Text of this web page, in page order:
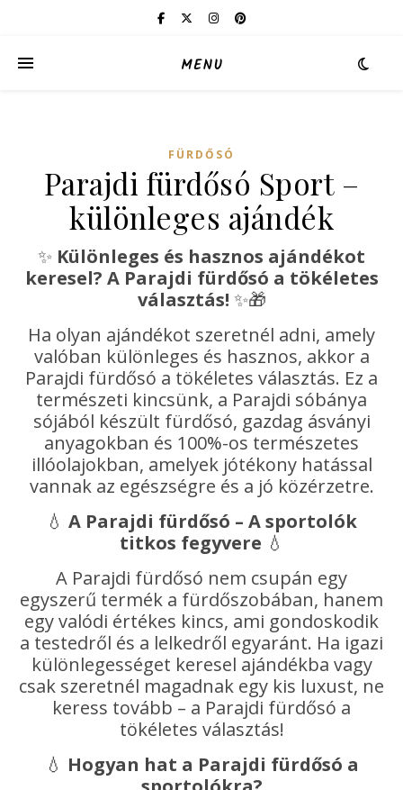
MENU
FÜRDŐSÓ
Parajdi fürdősó Sport –
különleges ajándék
Különleges és hasznos ajándékot
keresel? A Parajdi fürdősó a tökéletes
választás! ✨🎁
Ha olyan ajándékot szeretnél adni, amely
valóban különleges és hasznos, akkor a
Parajdi fürdősó a tökéletes választás. Ez a
természeti kincsünk, a Parajdi sóbánya
sójából készült fürdősó, gazdag ásványi
anyagokban és 100%-os természetes
illóolajokban, amelyek jótékony hatással
vannak az egészségre és a jó közérzetre.
💧 A Parajdi fürdősó – A sportolók
titkos fegyvere 💧
A Parajdi fürdősó nem csupán egy
egyszerű termék a fürdőszobában, hanem
egy valódi értékes kincs, ami gondoskodik
a testedről és a lelkedről egyaránt. Ha igazi
különlegességet keresel ajándékba vagy
csak szeretnél magadnak egy kis luxust, ne
keress tovább – a Parajdi fürdősó a
tökéletes választás!
💧 Hogyan hat a Parajdi fürdősó a